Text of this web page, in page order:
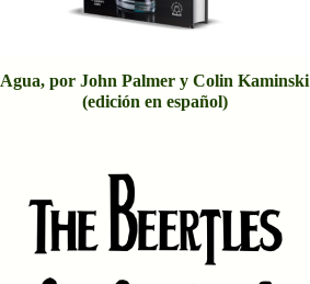
Agua, por John Palmer y Colin Kaminski
(edición en español)